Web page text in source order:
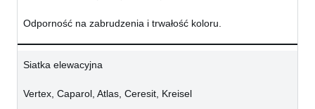
Odporność na zabrudzenia i trwałość koloru.
Siatka elewacyjna
Vertex, Caparol, Atlas, Ceresit, Kreisel